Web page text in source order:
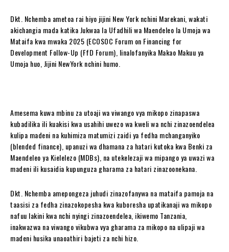
Dkt. Nchemba ametoa rai hiyo jijini New York nchini Marekani, wakati
akichangia mada katika Jukwaa la Ufadhili wa Maendeleo la Umoja wa
Mataifa kwa mwaka 2025 (ECOSOC Forum on Financing for
Development Follow-Up (FfD Forum), linalofanyika Makao Makuu ya
Umoja huo, Jijini NewYork nchini humo.
Amesema kuwa mbinu za utoaji wa viwango vya mikopo zinapaswa
kubadilika ili kuakisi kwa usahihi uwezo wa kweli wa nchi zinazoendelea
kulipa madeni na kuhimiza matumizi zaidi ya fedha mchanganyiko
(blended finance), upanuzi wa dhamana za hatari kutoka kwa Benki za
Maendeleo ya Kielelezo (MDBs), na utekelezaji wa mipango ya uwazi wa
madeni ili kusaidia kupunguza gharama za hatari zinazoonekana.
Dkt. Nchemba amepongeza juhudi zinazofanywa na mataifa pamoja na
taasisi za fedha zinazokopesha kwa kuboresha upatikanaji wa mikopo
nafuu lakini kwa nchi nyingi zinazoendelea, ikiwemo Tanzania,
inakwazwa na viwango vikubwa vya gharama za mikopo na ulipaji wa
madeni husika unaoathiri bajeti za nchi hizo.